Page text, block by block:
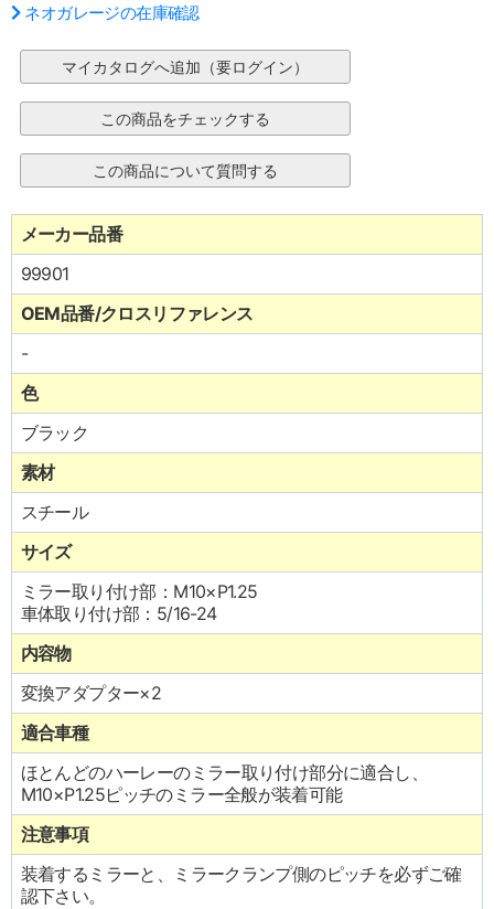
ネオガレージの在庫確認
メーカー品番
99901
OEM品番/クロスリファレンス
-
色
ブラック
素材
スチール
サイズ
ミラー取り付け部：M10×P1.25
車体取り付け部：5/16-24
内容物
変換アダプター×2
適合車種
ほとんどのハーレーのミラー取り付け部分に適合し、
M10×P1.25ピッチのミラー全般が装着可能
注意事項
装着するミラーと、ミラークランプ側のピッチを必ずご確
認下さい。